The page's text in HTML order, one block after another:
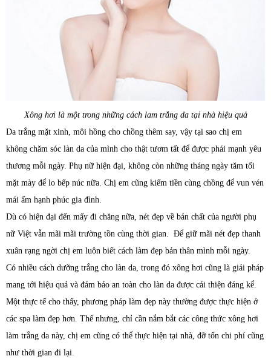
Xông hơi là một trong những cách lam trắng da tại nhà hiệu quả
Da trắng mặt xinh, môi hồng cho chồng thêm say, vậy tại sao chị em
không chăm sóc làn da của mình cho thật tươm tất để được phái mạnh yêu
thương mỗi ngày. Phụ nữ hiện đại, không còn những tháng ngày tăm tối
mặt mày để lo bếp núc nữa. Chị em cũng kiếm tiền cùng chồng để vun vén
mái ấm hạnh phúc gia đình.
Dù có hiện đại đến mấy đi chăng nữa, nét đẹp về bản chất của người phụ
nữ Việt vẫn mãi mãi trường tồn cùng thời gian. Để giữ mãi nét đẹp thanh
xuân rạng ngời chị em luôn biết cách làm đẹp bản thân mình mỗi ngày.
Có nhiều cách dưỡng trắng cho làn da, trong đó xông hơi cũng là giải pháp
mang tới hiệu quả và đảm bảo an toàn cho làn da được cải thiện đáng kể.
Một thực tế cho thấy, phương pháp làm đẹp này thường được thực hiện ở
các spa làm đẹp hơn. Thế nhưng, chỉ cần nắm bắt các công thức xông hơi
làm trắng da này, chị em cũng có thể thực hiện tại nhà, đỡ tốn chi phí cũng
như thời gian đi lại.